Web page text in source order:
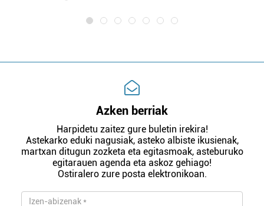
Azken berriak
Harpidetu zaitez gure buletin irekira!
Astekarko eduki nagusiak, asteko albiste ikusienak,
martxan ditugun zozketa eta egitasmoak, asteburuko
egitarauen agenda eta askoz gehiago!
Ostiralero zure posta elektronikoan.